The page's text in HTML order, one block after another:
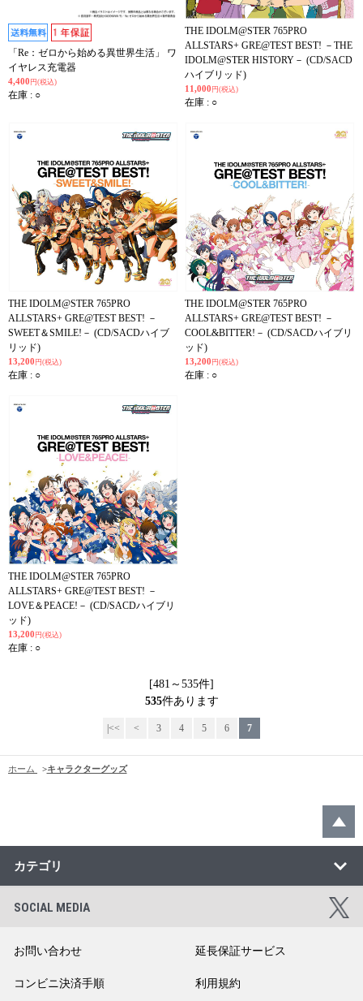
「Re：ゼロから始める異世界生活」 ワ
イヤレス充電器
4,400 円(税込)
在庫 : ○
THE IDOLM@STER 765PRO
ALLSTARS+ GRE@TEST BEST! －THE
IDOLM@STER HISTORY－ (CD/SACD
ハイブリッド)
11,000 円(税込)
在庫 : ○
THE IDOLM@STER 765PRO
ALLSTARS+ GRE@TEST BEST! －
SWEET＆SMILE!－ (CD/SACDハイブ
リッド)
13,200 円(税込)
在庫 : ○
THE IDOLM@STER 765PRO
ALLSTARS+ GRE@TEST BEST! －
COOL&BITTER!－ (CD/SACDハイブリ
ッド)
13,200 円(税込)
在庫 : ○
THE IDOLM@STER 765PRO
ALLSTARS+ GRE@TEST BEST! －
LOVE＆PEACE!－ (CD/SACDハイブリ
ッド)
13,200 円(税込)
在庫 : ○
[481～535件]
535件あります
|<< < 3 4 5 6 7
ホーム >キャラクターグッズ
カテゴリ
SOCIAL MEDIA
お問い合わせ 延長保証サービス
コンビニ決済手順 利用規約